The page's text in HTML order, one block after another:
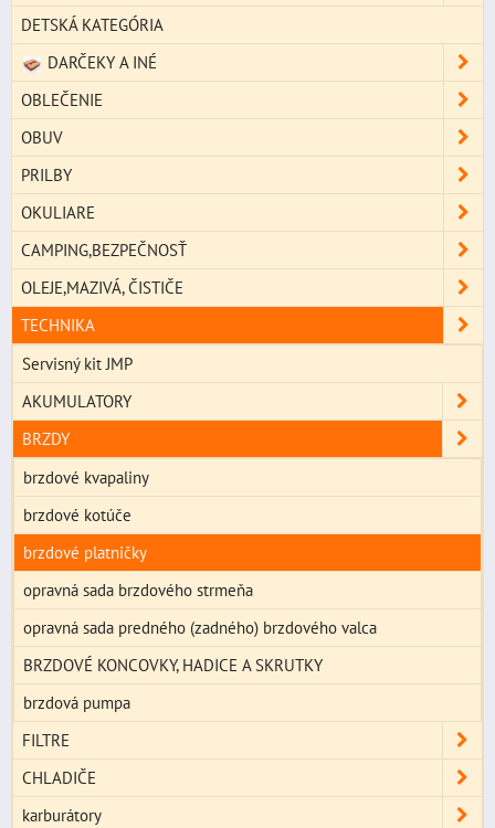
DETSKÁ KATEGÓRIA
DARČEKY A INÉ
OBLEČENIE
OBUV
PRILBY
OKULIARE
CAMPING,BEZPEČNOSŤ
OLEJE,MAZIVÁ, ČISTIČE
TECHNIKA
Servisný kit JMP
AKUMULATORY
BRZDY
brzdové kvapaliny
brzdové kotúče
brzdové platničky
opravná sada brzdového strmeňa
opravná sada predného (zadného) brzdového valca
BRZDOVÉ KONCOVKY, HADICE A SKRUTKY
brzdová pumpa
FILTRE
CHLADIČE
karburátory